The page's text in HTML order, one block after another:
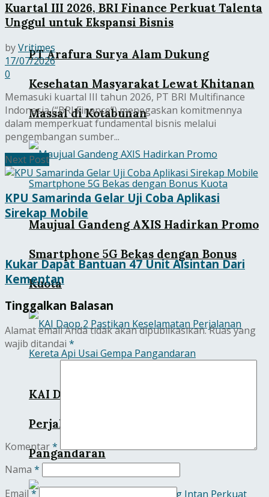
PT Arafura Surya Alam Dukung
Kesehatan Masyarakat Lewat Khitanan
Massal di Kotabunan
Maujual Gandeng AXIS Hadirkan Promo
Smartphone 5G Bekas dengan Bonus
Kuota
KAI Daop 2 Pastikan Keselamatan
Perjalanan Kereta Api Usai Gempa
Pangandaran
Kuartal III 2026, BRI Finance Perkuat Talenta
Unggul untuk Ekspansi Bisnis
byVritimes
17/07/2026
0
Memasuki kuartal III tahun 2026, PT BRI Multifinance
Indonesia (“BRI Finance”) menegaskan komitmennya
dalam memperkuat fundamental bisnis melalui
pengembangan sumber...
Next Post
KPU Samarinda Gelar Uji Coba Aplikasi
Sirekap Mobile
Kukar Dapat Bantuan 47 Unit Alsintan Dari
Kementan
Tinggalkan Balasan
Alamat email Anda tidak akan dipublikasikan.Ruas yang
wajib ditandai *
Komentar*
Nama *
Email*